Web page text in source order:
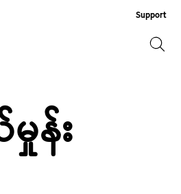
Support
န်း